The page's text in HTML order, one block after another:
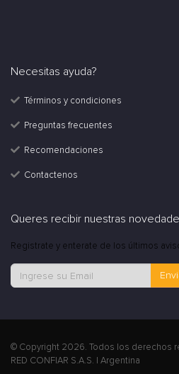
Necesitas ayuda?
Términos y condiciones
Preguntas frecuentes
Recomendaciones
Contactenos
Queres recibir nuestras
Registrate y enterate de los últimos
© Copyright 2026. Todos los derechos
RED CONFIAR S.A.S. | Argentina